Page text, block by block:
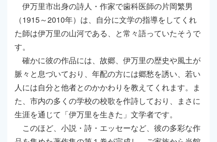
伊万里市出身の詩人・作家で歯科医師の片岡繁男
（1915～2010年）は、自分に文学の指導をしてくれ
た師は伊万里の山河である、と常々語っていたそうで
す。
確かに彼の作品には、故郷、伊万里の歴史や風土が
脈々と息づいており、年配の方には郷愁を誘い、若い
人には自分と他者とのかかわりを教えてくれます。ま
た、市内の多くの学校の校歌を作詩しており、まさに
生涯を通じて「伊万里を生きた」文学者です。
このほど、小説・詩・エッセーなど、彼の多彩な作